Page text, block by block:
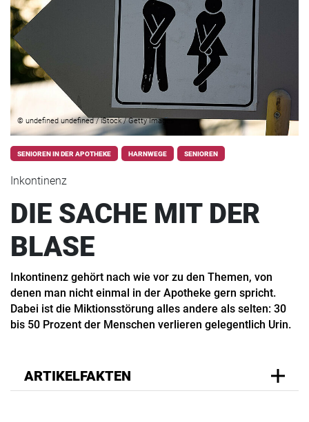
© undefined undefined / iStock / Getty Images
SENIOREN IN DER APOTHEKE HARNWEGE SENIOREN
Inkontinenz
DIE SACHE MIT DER
BLASE
Inkontinenz gehört nach wie vor zu den Themen, von
denen man nicht einmal in der Apotheke gern spricht.
Dabei ist die Miktionsstörung alles andere als selten: 30
bis 50 Prozent der Menschen verlieren gelegentlich Urin.
ARTIKELFAKTEN